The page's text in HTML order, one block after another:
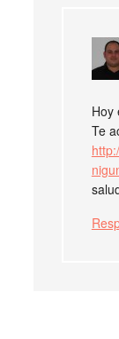
Hoy
Te